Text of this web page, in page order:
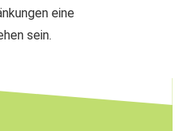
eine
sein.